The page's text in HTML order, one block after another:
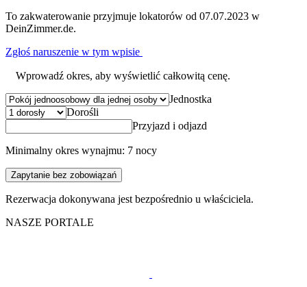
To zakwaterowanie przyjmuje lokatorów od 07.07.2023 w
DeinZimmer.de.
Zgłoś naruszenie w tym wpisie
Wprowadź okres, aby wyświetlić całkowitą cenę.
Jednostka
Dorośli
Przyjazd i odjazd
Minimalny okres wynajmu: 7 nocy
Zapytanie bez zobowiązań
Rezerwacja dokonywana jest bezpośrednio u właściciela.
NASZE PORTALE